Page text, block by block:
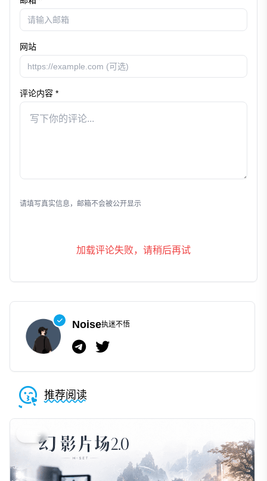
网站
评论内容 *
请填写真实信息，邮箱不会被公开显示
加载评论失败，请稍后再试
Noise执迷不悟
推荐阅读
AIGC